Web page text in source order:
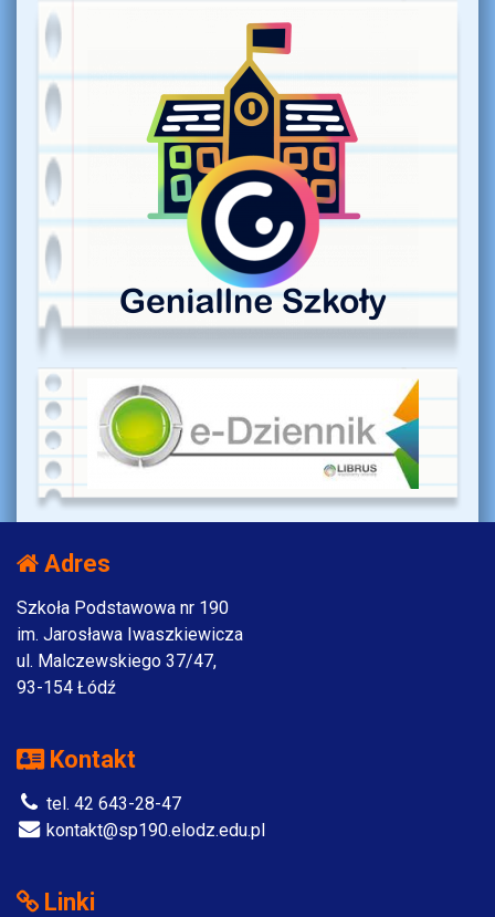
Adres
Szkoła Podstawowa nr 190
im. Jarosława Iwaszkiewicza
ul. Malczewskiego 37/47,
93-154 Łódź
Kontakt
tel. 42 643-28-47
kontakt@sp190.elodz.edu.pl
Linki